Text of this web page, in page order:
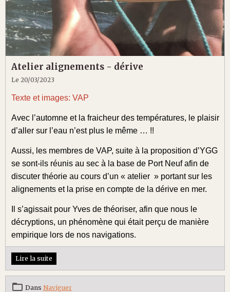
Atelier alignements - dérive
Le 20/03/2023
Texte et images: VAP
Avec l’automne et la fraicheur des températures, le plaisir
d’aller sur l’eau n’est plus le même … !!
Aussi, les membres de VAP, suite à la proposition d’YGG
se sont-ils réunis au sec à la base de Port Neuf afin de
discuter théorie au cours d’un « atelier » portant sur les
alignements et la prise en compte de la dérive en mer.
Il s’agissait pour Yves de théoriser, afin que nous le
décryptions, un phénomène qui était perçu de manière
empirique lors de nos navigations.
Lire la suite
Dans Naviguer